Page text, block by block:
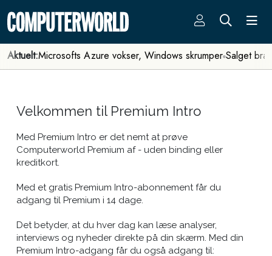
Aktuelt:Microsofts Azure vokser, Windows skrumper Salget
Velkommen til Premium Intro
Med Premium Intro er det nemt at prøve
Computerworld Premium af - uden binding eller
kreditkort.
Med et gratis Premium Intro-abonnement får du
adgang til Premium i 14 dage.
Det betyder, at du hver dag kan læse analyser,
interviews og nyheder direkte på din skærm. Med din
Premium Intro-adgang får du også adgang til: